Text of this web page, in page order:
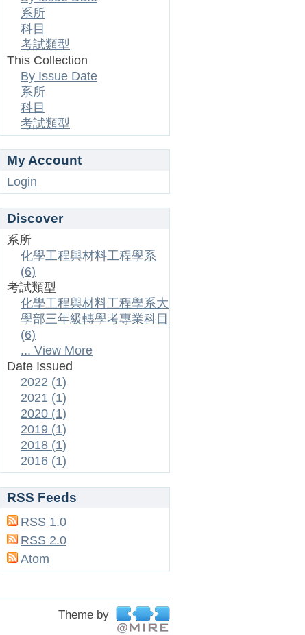
系所
科目
考試類型
This Collection
By Issue Date
系所
科目
考試類型
My Account
Login
Discover
系所
化學工程與材料工程學系
(6)
考試類型
化學工程與材料工程學系大
學部三年級轉學考專業科目
(6)
... View More
Date Issued
2022 (1)
2021 (1)
2020 (1)
2019 (1)
2018 (1)
2016 (1)
RSS Feeds
RSS 1.0
RSS 2.0
Atom
Theme by